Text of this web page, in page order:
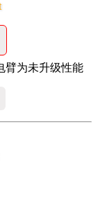
臂为未升级性能